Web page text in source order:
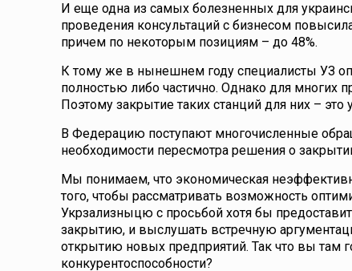
И еще одна из самых болезненных для
проведения консультаций с бизнесом
причем по некоторым позициям – до 48%.
К тому же в нынешнем году специалисты УЗ
полностью либо частично. Однако для многих
Поэтому закрытие таких станций для них –
В Федерацию поступают многочисленные
необходимости пересмотра решения о
Мы понимаем, что экономическая
того, чтобы рассматривать возможность
Укрзализныцю с просьбой хотя бы
закрытию, и выслушать встречную
открытию новых предприятий. Так что вы там
конкурентоспособности?